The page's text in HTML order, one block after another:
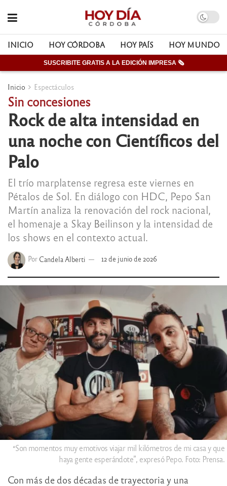
INICIO HOY CÓRDOBA HOY PAÍS HOY MUNDO
SUSCRIBITE GRATIS A LA EDICIÓN IMPRESA 🗞
Inicio Espectáculos
Sin concesiones
Rock de alta intensidad en
una noche con Científicos del
Palo
El trío marplatense regresa este viernes en
Pétalos de Sol. En diálogo con HDC, Pepo San
Martín analiza la renovación del rock nacional,
el homenaje a Skay Beilinson y la intensidad de
los shows en el contexto actual.
Por Candela Alberti 12 de junio de 2026
“Son momentos muy emotivos viajar mil kilómetros de mi casa y que
haya gente esperándote”, expresó Pepo. Foto: Prensa.
Con más de dos décadas de trayectoria y una